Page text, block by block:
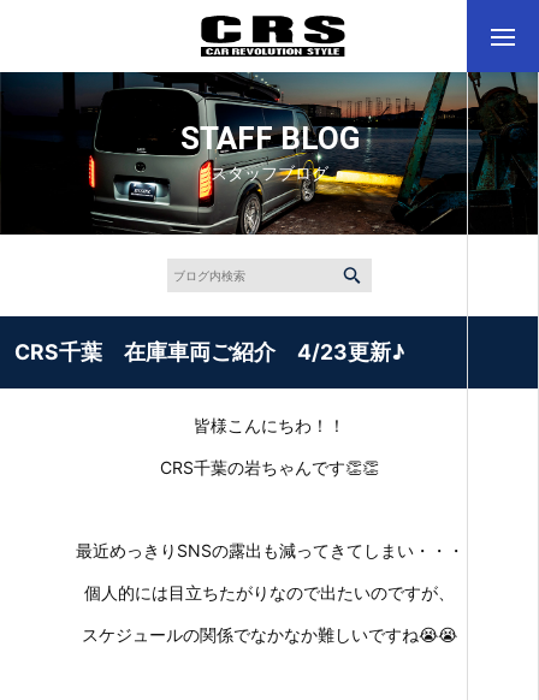
STAFF BLOG
スタッフブログ
CRS千葉 在庫車両ご紹介 4/23更新♪
皆様こんにちわ！！
CRS千葉の岩ちゃんです👏👏
最近めっきりSNSの露出も減ってきてしまい・・・
個人的には目立ちたがりなので出たいのですが、
スケジュールの関係でなかなか難しいですね😭😭